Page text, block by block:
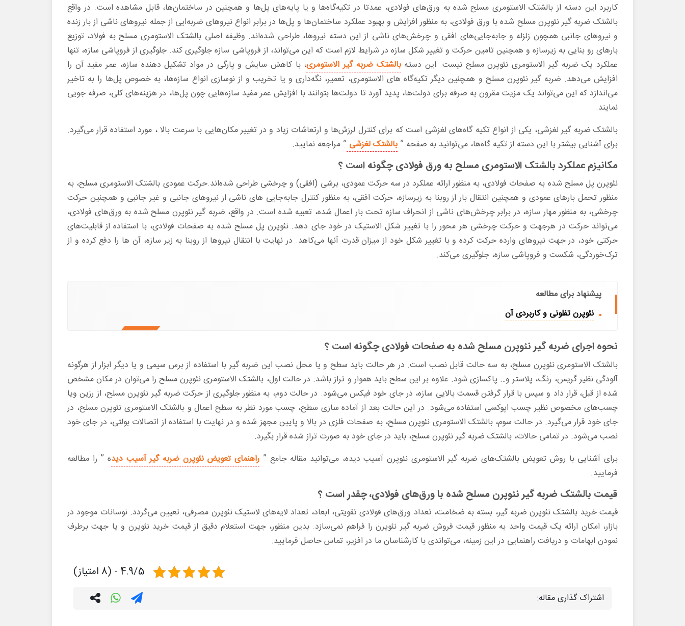
کاربرد این دسته از بالشتک الاستومری مسلح شده به ورق‌های فولادی، عمدتا در تکیه‌گاه‌ها و یا پایه‌های پل‌ها و همچنین در ساختمان‌ها، قابل مشاهده است. در واقع
بالشتک ضربه گیر نئوپرن مسلح شده با ورق فولادی، به منظور افزایش و بهبود عملکرد ساختمان‌ها و پل‌ها در برابر انواع نیروهای ضربه‌ایی از جمله نیروهای ناشی از بار زنده
و نیروهای جانبی همچون زلزله و جابه‌جایی‌های افقی و چرخش‌های ناشی از این دسته نیروها، طراحی شده‌اند. وظیفه اصلی بالشتک الاستومری مسلح به فولاد، توزیع
بارهای رو بنایی به زیرسازه و همچنین تامین حرکت و تغییر شکل سازه در شرایط لازم است که این می‌تواند، از فروپاشی سازه جلوگیری کند. جلوگیری از فروپاشی سازه، تنها
عملکرد یک ضربه گیر الاستومری نئوپرن مسلح نیست. این دستهبالشتک‌ ضربه گیر الاستومری، با کاهش سایش و پارگی در مواد تشکیل دهنده سازه، عمر مفید آن را
افزایش می‌دهد. ضربه گیر نئوپرن مسلح و همچنین دیگر تکیه‌گاه‌ های الاستومری، تعمیر، نگه‌داری و یا تخریب و از نوسازی انواع سازه‌ها، به خصوص پل‌ها را به تاخیر
می‌اندازد که این می‌تواند یک مزیت مقرون ‌به صرفه برای دولت‌ها، پدید آورد تا دولت‌ها بتوانند با افزایش عمر مفید سازه‌هایی چون پل‌ها، در هزینه‌های کلی، صرفه جویی
نمایند.
بالشتک ضربه گیر لغزشی، یکی از انواع تکیه گاه‌های لغزشی است که برای کنترل لرزش‌ها و ارتعاشات زیاد و در تغییر مکان‌هایی با سرعت بالا ، مورد استفاده قرار می‌گیرد.
برای آشنایی بیشتر با این دسته از تکیه گاه‌ها، می‌توانید به صفحه ” بالشتک لغزشی ‌‌‌ ” مراجعه نمایید.
مکانیزم عملکرد بالشتک الاستومری مسلح به ورق‌ فولادی چگونه است ؟
نئوپرن پل مسلح شده به صفحات فولادی، به منظور ارائه عملکرد در سه حرکت عمودی، برشی (افقی) و چرخشی طراحی شده‌اند.حرکت عمودی بالشتک الاستومری مسلح، به
منظور تحمل بارهای عمودی و همچنین انتقال بار از روبنا به زیرسازه، حرکت افقی، به منظور کنترل جابه‌جایی های ناشی از نیروهای جانبی و غیر جانبی و همچنین حرکت
چرخشی، به منظور مهار سازه، در برابر چرخش‌های ناشی از انحراف سازه تحت بار اعمال شده، تعبیه شده است. در واقع، ضربه گیر نئوپرن مسلح شده به ورق‌های فولادی،
می‌تواند حرکت در هرجهت و حرکت چرخشی هر محور را با تغییر شکل الاستیک در خود جای دهد. نئوپرن پل مسلح شده به صفحات فولادی، با استفاده از قابلیت‌های
حرکتی خود، در جهت نیروهای وارده حرکت کرده و با تغییر شکل خود از میزان قدرت آنها می‌کاهد. در نهایت با انتقال نیروها از روبنا به زیر سازه، آن ها را دفع کرده و از
ترک‌خوردگی، شکست و فروپاشی سازه، جلوگیری می‌کند.
پیشنهاد برای مطالعه
نئوپرن تفلونی و کاربردی آن
نحوه اجرای ضربه گیر نئوپرن مسلح شده به صفحات فولادی چگونه است ؟
بالشتک الاستومری نئوپرن مسلح، به سه حالت قابل نصب است. در هر حالت باید سطح و یا محل نصب این ضربه گیر با استفاده از برس سیمی و یا دیگر ابزار از هرگونه
آلودگی نظیر گریس، رنگ، پلاستر و… پاکسازی شود. علاوه بر این سطح باید هموار و تراز باشد. در حالت اول، بالشتک الاستومری نئوپرن مسلح را می‌توان در مکان مشخص
شده از قبل، قرار داد و سپس با قرار گرفتن قسمت بالایی سازه، در جای خود فیکس می‌شود. در حالت دوم، به منظور جلوگیری از حرکت ضربه گیر نئوپرن مسلح، از رزین ویا
چسب‌های مخصوص نظیر چسب اپوکسی استفاده می‌شود. در این حالت بعد از آماده سازی سطح، چسب مورد نظر به سطح اعمال و بالشتک الاستومری نئوپرن مسلح، در
جای خود قرار می‌گیرد. در حالت سوم، بالشتک الاستومری نئوپرن مسلح، به صفحات فلزی در بالا و پایین مجهز شده و در نهایت با استفاده از اتصالات بولتی، در جای خود
نصب می‌شود. در تمامی حالات، بالشتک ضربه گیر نئوپرن مسلح، باید در جای خود به صورت تراز شده قرار بگیرد.
برای آشنایی با روش تعویض بالشتک‌های ضربه گیر الاستومری نئوپرن آسیب دیده، می‌توانید مقاله جامع ” راهنمای تعویض نئوپرن ضربه گیر آسیب دیده ” را مطالعه
فرمایید.
قیمت بالشتک ضربه گیر نئوپرن مسلح شده با ورق‌های فولادی، چقدر است ؟
قیمت خرید بالشتک نئوپرن ضربه گیر، بسته به ضخامت، تعداد ورق‌های فولادی تقویتی، ابعاد، تعداد لایه‌های لاستیک نئوپرن مصرفی، تعیین می‌گردد. نوسانات موجود در
بازار، امکان ارائه یک قیمت واحد به منظور قیمت فروش ضربه گیر نئوپرن را فراهم نمی‌سازد. بدین منظور، جهت استعلام دقیق از قیمت خرید نئوپرن و یا جهت برطرف
نمودن ابهامات و دریافت راهنمایی در این زمینه، می‌تواندی با کارشناسان ما در افزیر، تماس حاصل فرمایید.
4.9/5 - (8 امتیاز)
اشتراک گذاری مقاله: